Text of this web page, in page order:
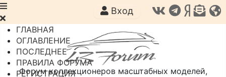
Форум коллекционеров масштабных моделей,
Вход
ГЛАВНАЯ
ОГЛАВЛЕНИЕ
ПОСЛЕДНЕЕ
ПРАВИЛА ФОРУМА
РЕГИСТРАЦИЯ